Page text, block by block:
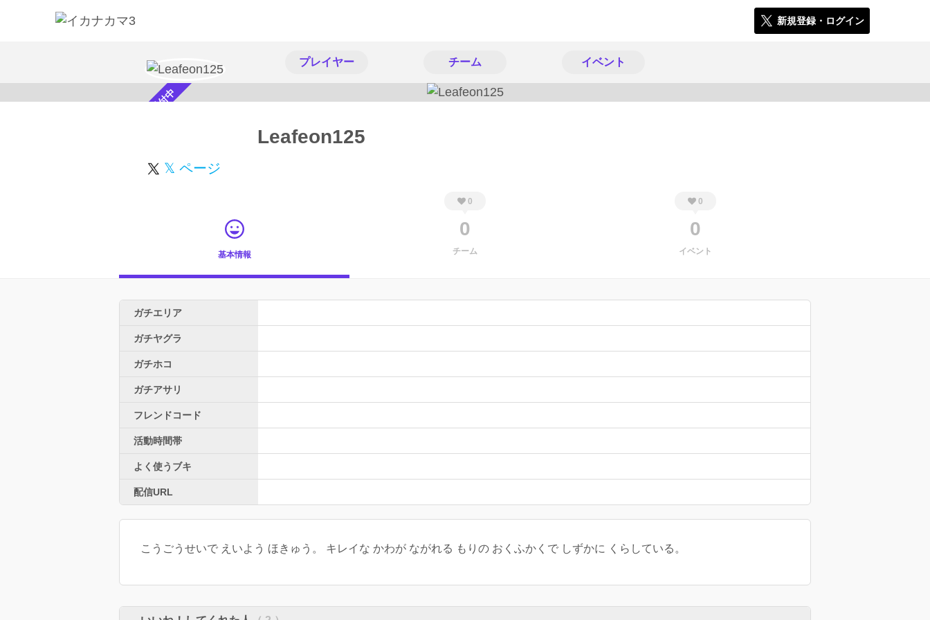
新規登録・ログイン
プレイヤー チーム イベント
スカウト受付中 Leafeon125
𝕏 ページ
基本情報
0
0
チーム
0
0
イベント
ガチエリア
ガチヤグラ
ガチホコ
ガチアサリ
フレンドコード
活動時間帯
よく使うブキ
配信URL
こうごうせいで えいよう ほきゅう。 キレイな かわが ながれる もりの おくふかくで しずかに くらしている。